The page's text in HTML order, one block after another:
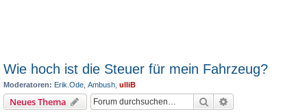
Wie hoch ist die Steuer für mein Fahrzeug?
Moderatoren: Erik.Ode Ambush ulliB
Neues Thema Suche